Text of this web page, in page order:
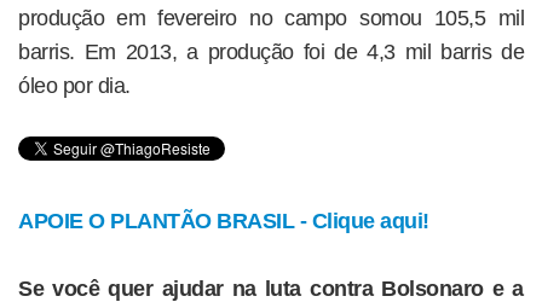
produção em fevereiro no campo somou 105,5 mil
barris. Em 2013, a produção foi de 4,3 mil barris de
óleo por dia.
APOIE O PLANTÃO BRASIL - Clique aqui!
Se você quer ajudar na luta contra Bolsonaro e a